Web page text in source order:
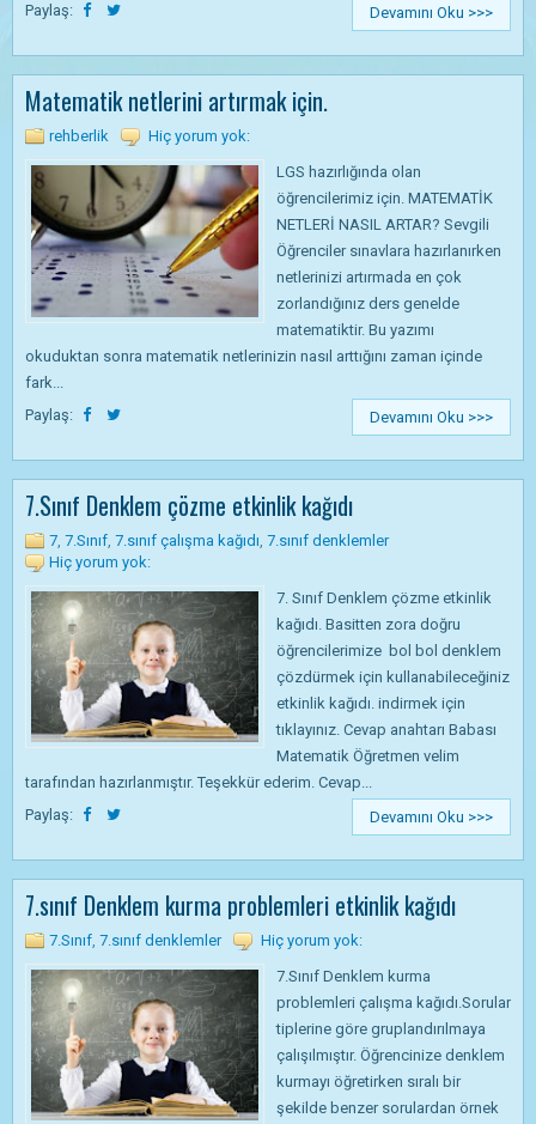
Paylaş:
Devamını Oku >>>
Matematik netlerini artırmak için.
rehberlik
Hiç yorum yok:
LGS hazırlığında olan
öğrencilerimiz için. MATEMATİK
NETLERİ NASIL ARTAR? Sevgili
Öğrenciler sınavlara hazırlanırken
netlerinizi artırmada en çok
zorlandığınız ders genelde
matematiktir. Bu yazımı
okuduktan sonra matematik netlerinizin nasıl arttığını zaman içinde
fark...
Paylaş:
Devamını Oku >>>
7.Sınıf Denklem çözme etkinlik kağıdı
7, 7.Sınıf, 7.sınıf çalışma kağıdı, 7.sınıf denklemler
Hiç yorum yok:
7. Sınıf Denklem çözme etkinlik
kağıdı. Basitten zora doğru
öğrencilerimize bol bol denklem
çözdürmek için kullanabileceğiniz
etkinlik kağıdı. indirmek için
tıklayınız. Cevap anahtarı Babası
Matematik Öğretmen velim
tarafından hazırlanmıştır. Teşekkür ederim. Cevap...
Paylaş:
Devamını Oku >>>
7.sınıf Denklem kurma problemleri etkinlik kağıdı
7.Sınıf, 7.sınıf denklemler
Hiç yorum yok:
7.Sınıf Denklem kurma
problemleri çalışma kağıdı.Sorular
tiplerine göre gruplandırılmaya
çalışılmıştır. Öğrencinize denklem
kurmayı öğretirken sıralı bir
şekilde benzer sorulardan örnek